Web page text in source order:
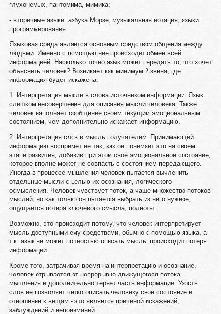
глухонемых, пантомима, мимика;
- вторичные языки: азбука Морзе, музыкальная нотация, языки
программирования.
Языковая среда является основным средством общения между
людьми. Именно с помощью нее происходит обмен всей
информацией. Насколько точно язык может передать то, что хочет
объяснить человек? Возникает как минимум 2 звена, где
информация будет искажена:
1. Интерпретация мысли в слова источником информации. Язык
слишком несовершенен для описания мысли человека. Также
человек наполняет сообщение своим текущим эмоциональным
состоянием, чем дополнительно искажает информацию.
2. Интерпретация слов в мысль получателем. Принимающий
информацию воспримет ее так, как он понимает это на своем
этапе развития, добавив при этом своё эмоциональное состояние,
которое вполне может не совпасть с состоянием передающего.
Иногда в процессе мышления человек пытается вычленить
отдельные мысли с целью их осознания, логического
осмысления. Человек чувствует поток, а чаще множество потоков
мыслей, но как только он пытается выбрать из него нужное,
ощущается потеря ключевого смысла, полноты.
Возможно, это происходит потому, что человек интерпретирует
мысль доступными ему средствами, обычно с помощью языка, а
т.к. язык не может полностью описать мысль, происходит потеря
информации.
Кроме того, затрачивая время на интерпретацию и осознание,
человек отрывается от непрерывно движущегося потока
мышления и дополнительно теряет часть информации. Узость
слов не позволяет четко описать человеку свое состояние и
отношение к вещам - это является причиной искажений,
заблуждений и непониманий.